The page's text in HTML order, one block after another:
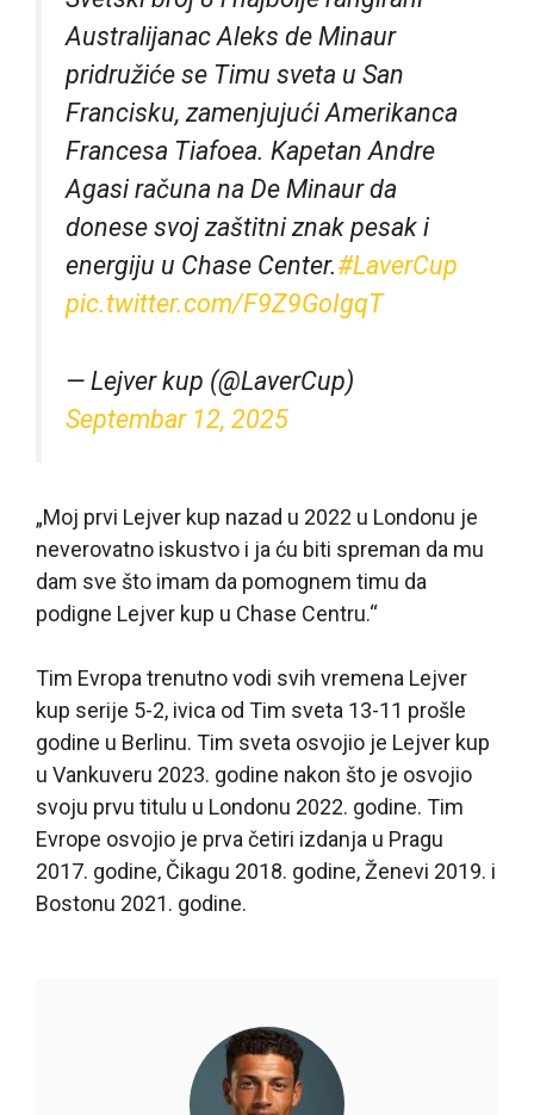
Australijanac Aleks de Minaur
pridružiće se Timu sveta u San
Francisku, zamenjujući Amerikanca
Francesa Tiafoea. Kapetan Andre
Agasi računa na De Minaur da
donese svoj zaštitni znak pesak i
energiju u Chase Center.#LaverCup
pic.twitter.com/F9Z9GoIgqT
— Lejver kup (@LaverCup)
Septembar 12, 2025
„Moj prvi Lejver kup nazad u 2022 u Londonu je
neverovatno iskustvo i ja ću biti spreman da mu
dam sve što imam da pomognem timu da
podigne Lejver kup u Chase Centru.“
Tim Evropa trenutno vodi svih vremena Lejver
kup serije 5-2, ivica od Tim sveta 13-11 prošle
godine u Berlinu. Tim sveta osvojio je Lejver kup
u Vankuveru 2023. godine nakon što je osvojio
svoju prvu titulu u Londonu 2022. godine. Tim
Evrope osvojio je prva četiri izdanja u Pragu
2017. godine, Čikagu 2018. godine, Ženevi 2019. i
Bostonu 2021. godine.